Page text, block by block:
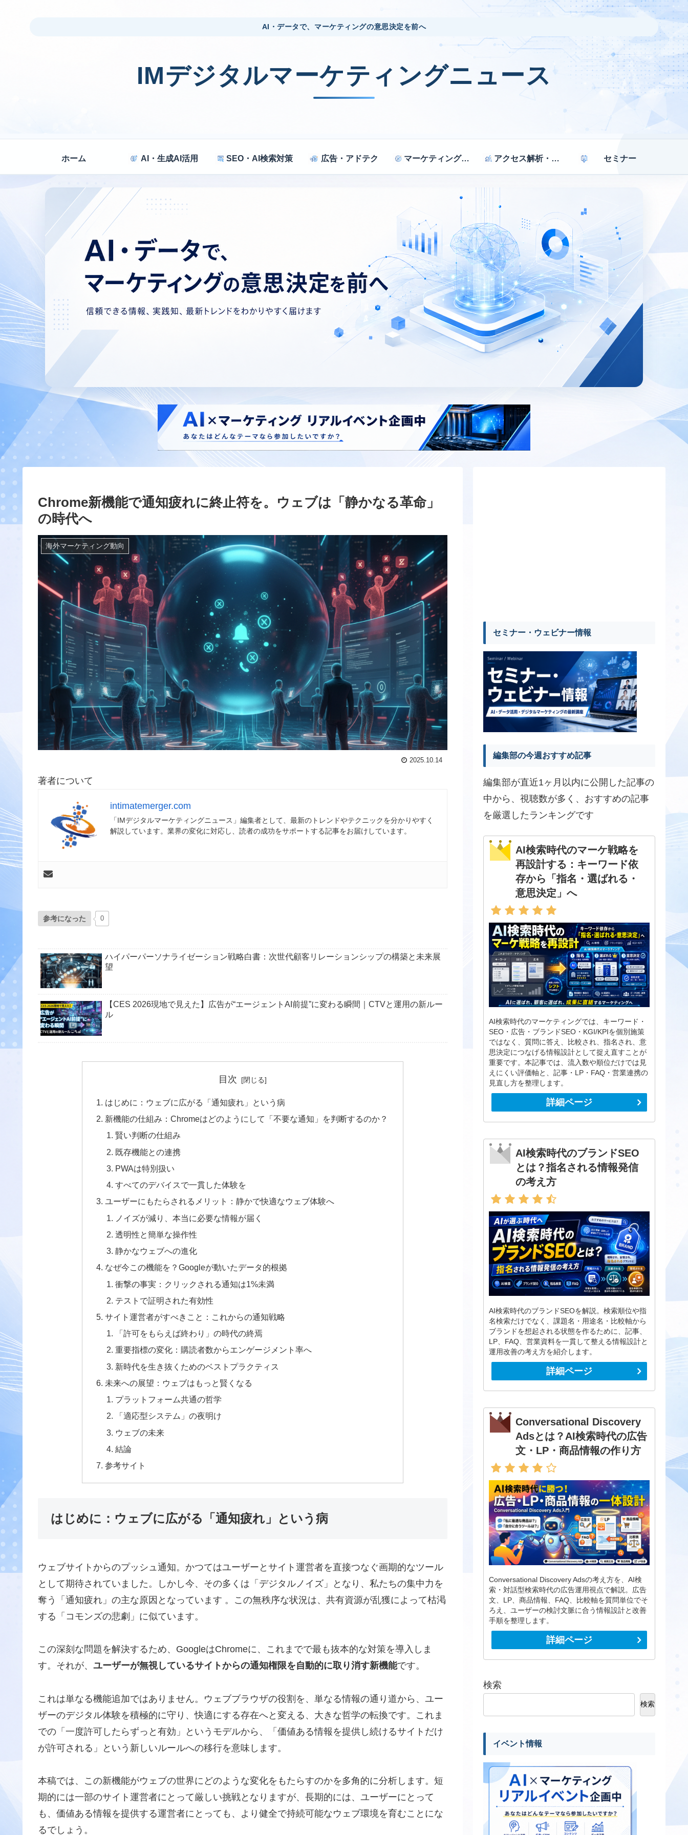
AI・データで、マーケティングの意思決定を前へ
IMデジタルマーケティングニュース
ホーム AI・生成AI活用 SEO・AI検索対策 広告・アドテク マーケティング戦略 アクセス解析・効果測定 セミナー
Chrome新機能で通知疲れに終止符を。ウェブは「静かなる革命」
の時代へ
海外マーケティング動向
2025.10.14
著者について
intimatemerger.com
「IMデジタルマーケティングニュース」編集者として、最新のトレンドやテクニックを分かりやすく
解説しています。業界の変化に対応し、読者の成功をサポートする記事をお届けしています。
参考になった 0
ハイパーパーソナライゼーション戦略白書：次世代顧客リレーションシップの構築と未来展
望
【CES 2026現地で見えた】広告が“エージェントAI前提”に変わる瞬間｜CTVと運用の新ルー
ル
目次
はじめに：ウェブに広がる「通知疲れ」という病
新機能の仕組み：Chromeはどのようにして「不要な通知」を判断するのか？
賢い判断の仕組み
既存機能との連携
PWAは特別扱い
すべてのデバイスで一貫した体験を
ユーザーにもたらされるメリット：静かで快適なウェブ体験へ
ノイズが減り、本当に必要な情報が届く
透明性と簡単な操作性
静かなウェブへの進化
なぜ今この機能を？Googleが動いたデータ的根拠
衝撃の事実：クリックされる通知は1%未満
テストで証明された有効性
サイト運営者がすべきこと：これからの通知戦略
「許可をもらえば終わり」の時代の終焉
重要指標の変化：購読者数からエンゲージメント率へ
新時代を生き抜くためのベストプラクティス
未来への展望：ウェブはもっと賢くなる
プラットフォーム共通の哲学
「適応型システム」の夜明け
ウェブの未来
結論
参考サイト
はじめに：ウェブに広がる「通知疲れ」という病
ウェブサイトからのプッシュ通知。かつてはユーザーとサイト運営者を直接つなぐ画期的なツール
として期待されていました。しかし今、その多くは「デジタルノイズ」となり、私たちの集中力を
奪う「通知疲れ」の主な原因となっています 。この無秩序な状況は、共有資源が乱獲によって枯渇
する「コモンズの悲劇」に似ています。
この深刻な問題を解決するため、GoogleはChromeに、これまでで最も抜本的な対策を導入しま
す。それが、 ユーザーが無視しているサイトからの通知権限を自動的に取り消す新機能です。
これは単なる機能追加ではありません。ウェブブラウザの役割を、単なる情報の通り道から、ユー
ザーのデジタル体験を積極的に守り、快適にする存在へと変える、大きな哲学の転換です。これま
での「一度許可したらずっと有効」というモデルから、「価値ある情報を提供し続けるサイトだけ
が許可される」という新しいルールへの移行を意味します。
本稿では、この新機能がウェブの世界にどのような変化をもたらすのかを多角的に分析します。短
期的には一部のサイト運営者にとって厳しい挑戦となりますが、長期的には、ユーザーにとって
も、価値ある情報を提供する運営者にとっても、より健全で持続可能なウェブ環境を育むことにな
るでしょう。
セミナー・ウェビナー情報
編集部の今週おすすめ記事
編集部が直近1ヶ月以内に公開した記事の
中から、視聴数が多く、おすすめの記事
を厳選したランキングです
AI検索時代のマーケ戦略を
再設計する：キーワード依
存から「指名・選ばれる・
意思決定」へ
AI検索時代のマーケティングでは、キーワード・
SEO・広告・ブランドSEO・KGI/KPIを個別施策
ではなく、質問に答え、比較され、指名され、意
思決定につなげる情報設計として捉え直すことが
重要です。本記事では、流入数や順位だけでは見
えにくい評価軸と、記事・LP・FAQ・営業連携の
見直し方を整理します。
詳細ページ
AI検索時代のブランドSEO
とは？指名される情報発信
の考え方
AI検索時代のブランドSEOを解説。検索順位や指
名検索だけでなく、課題名・用途名・比較軸から
ブランドを想起される状態を作るために、記事、
LP、FAQ、営業資料を一貫して整える情報設計と
運用改善の考え方を紹介します。
詳細ページ
Conversational Discovery
Adsとは？AI検索時代の広告
文・LP・商品情報の作り方
Conversational Discovery Adsの考え方を、AI検
索・対話型検索時代の広告運用視点で解説。広告
文、LP、商品情報、FAQ、比較軸を質問単位でそ
ろえ、ユーザーの検討文脈に合う情報設計と改善
手順を整理します。
詳細ページ
検索
検索
イベント情報